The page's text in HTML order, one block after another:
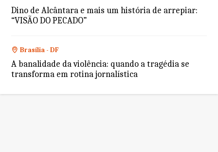
Dino de Alcântara e mais um história de arrepiar:
“VISÃO DO PECADO”
Brasília - DF
A banalidade da violência: quando a tragédia se
transforma em rotina jornalística